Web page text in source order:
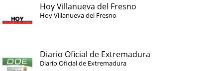
Hoy Villanueva del Fresno
Hoy Villanueva del Fresno
Diario Oficial de Extremadura
Diario Oficial de Extremadura